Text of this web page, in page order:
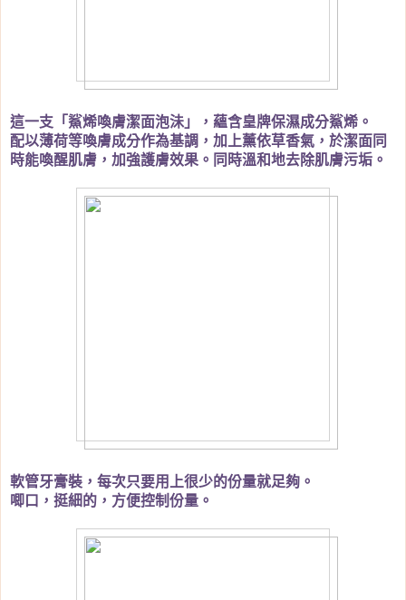
這一支「鯊烯喚膚潔面泡沬」，蘊含皇牌保濕成分鯊烯。
配以薄荷等喚膚成分作為基調，加上薰依草香氣，於潔面同
時能喚醒肌膚，加強護膚效果。同時溫和地去除肌膚污垢。
軟管牙膏裝，每次只要用上很少的份量就足夠。
唧口，挺細的，方便控制份量。